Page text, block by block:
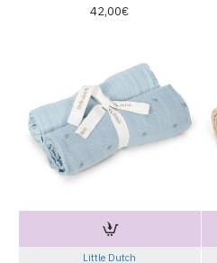
42,00€
Little Dutch